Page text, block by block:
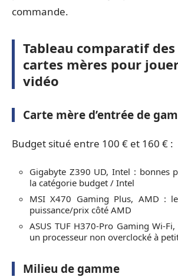
commande.
Tableau comparatif
cartes mères pour
vidéo
Carte mère d’entrée de
Budget situé entre 100 € et 160 € :
Gigabyte Z390 UD, Intel : bonnes
la catégorie budget / Intel
MSI X470 Gaming Plus, AMD :
puissance/prix côté AMD
ASUS TUF H370-Pro Gaming Wi-
un processeur non overclocké à
Milieu de gamme